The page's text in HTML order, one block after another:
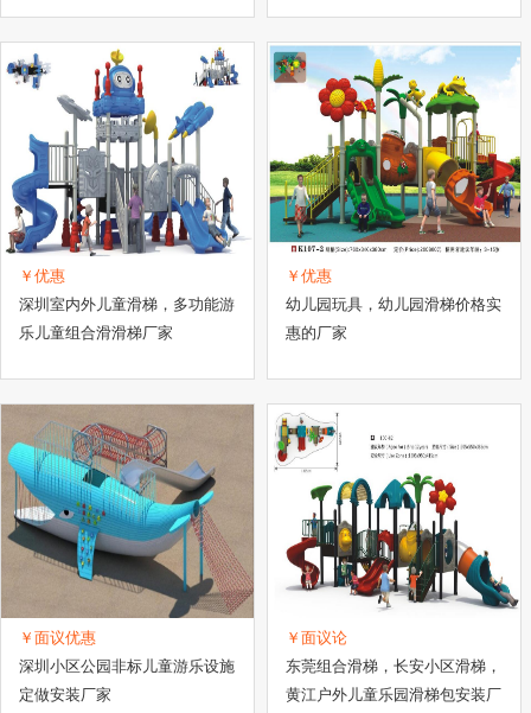
￥优惠
深圳室内外儿童滑梯，多功能游
乐儿童组合滑滑梯厂家
￥优惠
幼儿园玩具，幼儿园滑梯价格实
惠的厂家
￥面议优惠
深圳小区公园非标儿童游乐设施
定做安装厂家
￥面议论
东莞组合滑梯，长安小区滑梯，
黄江户外儿童乐园滑梯包安装厂